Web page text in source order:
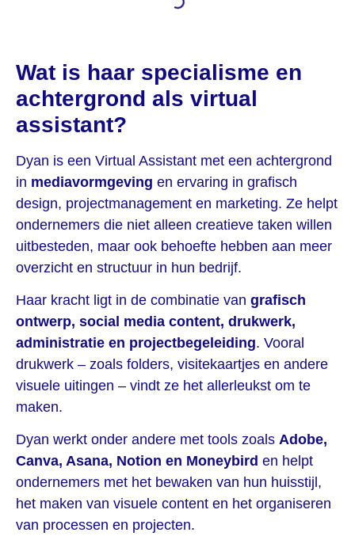
Wat is haar specialisme en
achtergrond als virtual
assistant?
Dyan is een Virtual Assistant met een achtergrond
in mediavormgeving en ervaring in grafisch
design, projectmanagement en marketing. Ze helpt
ondernemers die niet alleen creatieve taken willen
uitbesteden, maar ook behoefte hebben aan meer
overzicht en structuur in hun bedrijf.
Haar kracht ligt in de combinatie van grafisch
ontwerp, social media content, drukwerk,
administratie en projectbegeleiding. Vooral
drukwerk – zoals folders, visitekaartjes en andere
visuele uitingen – vindt ze het allerleukst om te
maken.
Dyan werkt onder andere met tools zoals Adobe,
Canva, Asana, Notion en Moneybird en helpt
ondernemers met het bewaken van hun huisstijl,
het maken van visuele content en het organiseren
van processen en projecten.